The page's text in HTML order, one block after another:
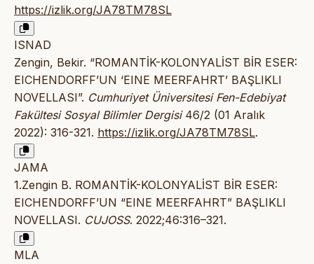
https://izlik.org/JA78TM78SL
ISNAD
Zengin, Bekir. “ROMANTİK-KOLONYALİST BİR ESER:
EICHENDORFF’UN ‘EINE MEERFAHRT’ BAŞLIKLI
NOVELLASI”. Cumhuriyet Üniversitesi Fen-Edebiyat
Fakültesi Sosyal Bilimler Dergisi46/2 (01 Aralık
2022): 316-321. https://izlik.org/JA78TM78SL.
JAMA
1.Zengin B. ROMANTİK-KOLONYALİST BİR ESER:
EICHENDORFF’UN “EINE MEERFAHRT” BAŞLIKLI
NOVELLASI. CUJOSS. 2022;46:316–321.
MLA